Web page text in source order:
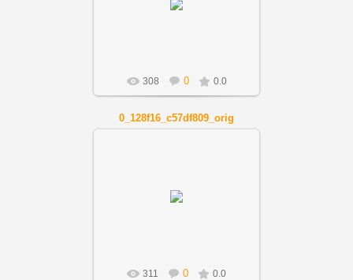
308 0 0.0
0_128f16_c57df809_orig
311 0 0.0